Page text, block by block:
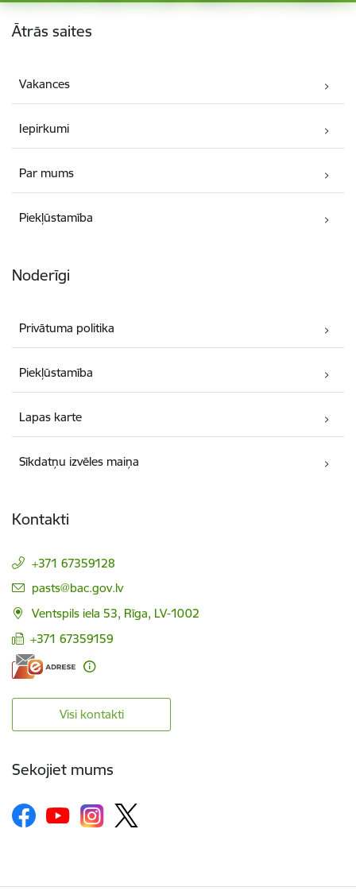
Kājene
Ātrās saites
Vakances
Iepirkumi
Par mums
Piekļūstamība
Noderīgi
Privātuma politika
Piekļūstamība
Lapas karte
Sīkdatņu izvēles maiņa
Kontakti
+371 67359128
E-pasts:
pasts@bac.gov.lv
Ventspils iela 53, Rīga, LV-1002
+371 67359159
Visi kontakti
Sekojiet mums